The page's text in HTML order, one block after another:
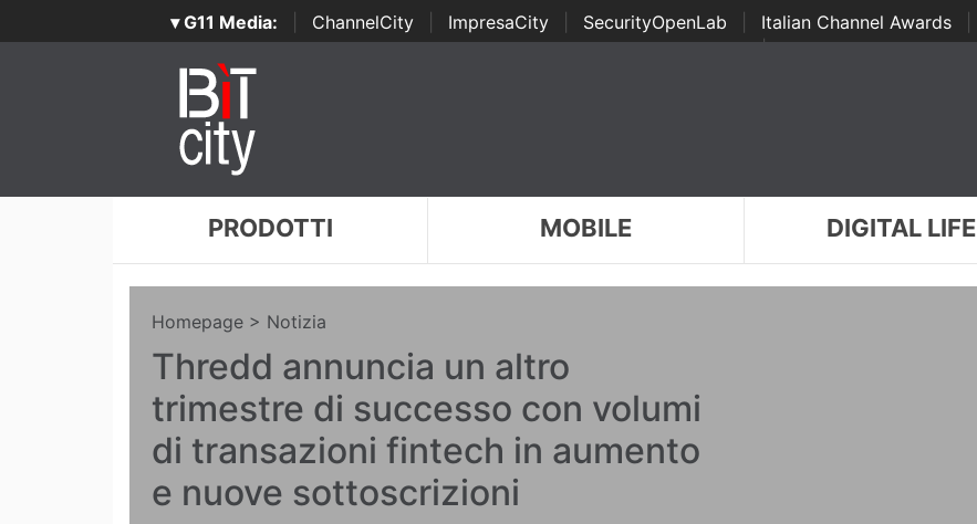
▾ G11 Media: ChannelCity ImpresaCity SecurityOpenLab Italian Channel Awards
Awards | ...
PRODOTTI MOBILE DIGITAL LIFE
Homepage > Notizia
Thredd annuncia un altro
trimestre di successo con volumi
di transazioni fintech in aumento
e nuove sottoscrizioni